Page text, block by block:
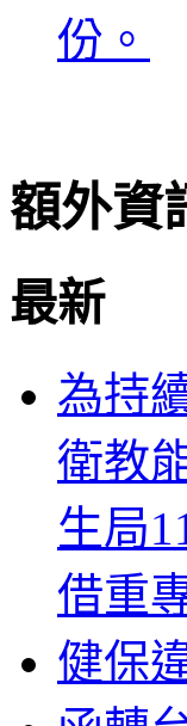
份。
額外資
最新
為持
衛教
生局
借重
健保